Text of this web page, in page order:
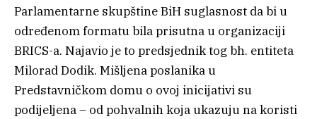
Parlamentarne skupštine BiH suglasnost da bi u
određenom formatu bila prisutna u organizaciji
BRICS-a. Najavio je to predsjednik tog bh. entiteta
Milorad Dodik. Mišljena poslanika u
Predstavničkom domu o ovoj inicijativi su
podijeljena – od pohvalnih koja ukazuju na koristi